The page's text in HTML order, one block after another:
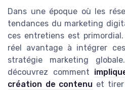
Dans une époque où les
tendances du marketing
ces entretiens est
réel avantage à intégrer
stratégie marketing
découvrez comment
création de contenu et tirer